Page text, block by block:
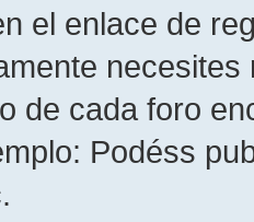
el enlace de
de cada foro
Podéss